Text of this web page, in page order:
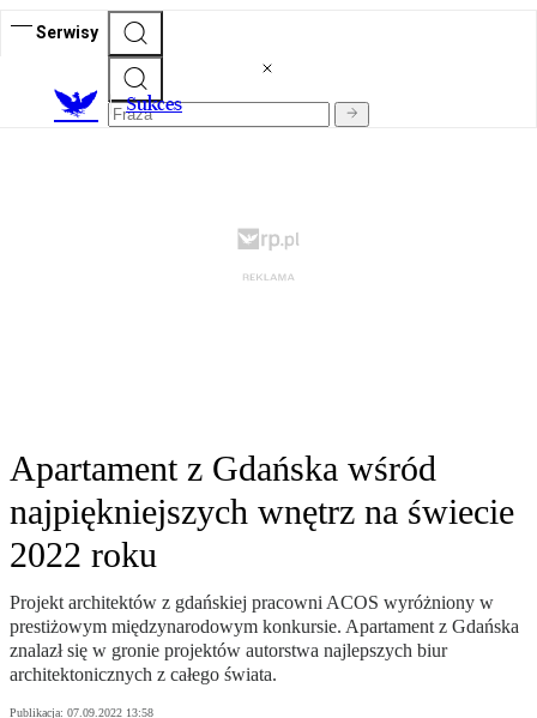
Serwisy
Sukces
Apartament z Gdańska wśród
najpiękniejszych wnętrz na świecie
2022 roku
Projekt architektów z gdańskiej pracowni ACOS wyróżniony w
prestiżowym międzynarodowym konkursie. Apartament z Gdańska
znalazł się w gronie projektów autorstwa najlepszych biur
architektonicznych z całego świata.
Publikacja: 07.09.2022 13:58